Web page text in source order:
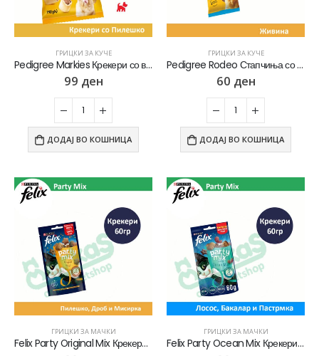
ГРИЦКИ ЗА КУЧЕ
Pedigree Markies Крекери со вкус на Пилешко [Кесичка 150гр]
99 ден
ДОДАЈ ВО КОШНИЦА
ГРИЦКИ ЗА КУЧЕ
Pedigree Rodeo Стапчиња со вкус на Говедско [Кесичка 70гр]
60 ден
ДОДАЈ ВО КОШНИЦА
ГРИЦКИ ЗА МАЧКИ
Felix Party Original Mix Крекери за мачки со Пилешко, Дроб и Мисирка [Кесичка 60гр]
ГРИЦКИ ЗА МАЧКИ
Felix Party Ocean Mix Крекери за мачки со Лосос, Бакалар и Пастрмка [Кесичка 60гр]